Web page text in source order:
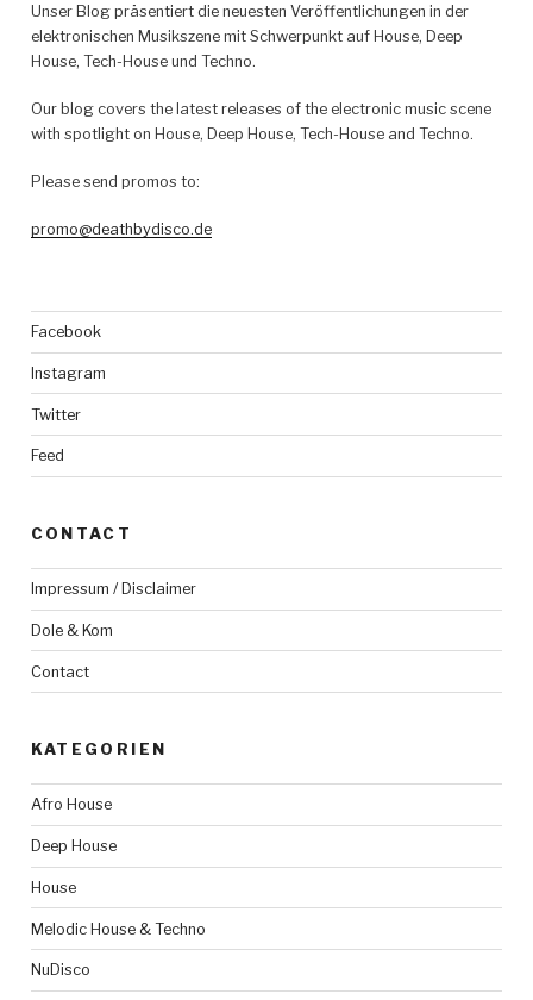
Unser Blog präsentiert die neuesten Veröffentlichungen in der
elektronischen Musikszene mit Schwerpunkt auf House, Deep
House, Tech-House und Techno.
Our blog covers the latest releases of the electronic music scene
with spotlight on House, Deep House, Tech-House and Techno.
Please send promos to:
promo@deathbydisco.de
Facebook
Instagram
Twitter
Feed
CONTACT
Impressum / Disclaimer
Dole & Kom
Contact
KATEGORIEN
Afro House
Deep House
House
Melodic House & Techno
NuDisco